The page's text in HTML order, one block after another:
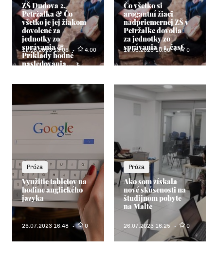
ZŠ Dudova 2,
Petržalka & Čo
všetko je jej žiakom
dovolené za
jednotky zo
správania &
Príklady hodné
nasledovania..., 3.
19.08.2023 13:06 4.00
Čo všetko si
arogantní žiaci
nadpriemernej ZŠ v
Petržalke dovolia
za jednotky zo
správania - 1. časť
10.08.2023 10:00 0
Próza
Využitie tabletov na
hodine anglického
jazyka
26.07.2023 16:48 0
Próza
Ako som získala
nové skúsenosti na
študijnom pobyte
na Malte
26.07.2023 16:25 0